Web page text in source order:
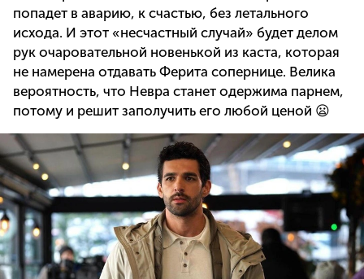
попадет в аварию, к счастью, без летального
исхода. И этот «несчастный случай» будет делом
рук очаровательной новенькой из каста, которая
не намерена отдавать Ферита сопернице. Велика
вероятность, что Невра станет одержима парнем,
потому и решит заполучить его любой ценой 😦